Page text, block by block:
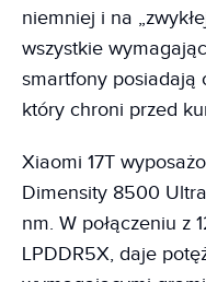
niemniej i na
wszystkie
smartfony posiadają
który chroni przed
Xiaomi 17T
Dimensity 8500
nm. W połączeniu z
LPDDR5X, daje